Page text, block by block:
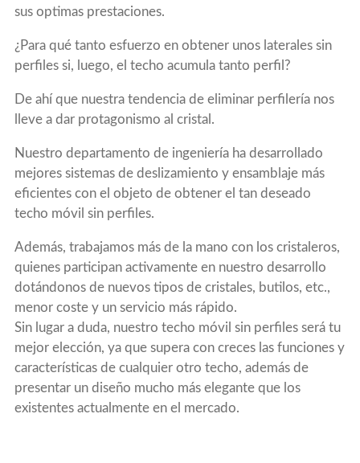
sus optimas prestaciones.
¿Para qué tanto esfuerzo en obtener unos laterales sin
perfiles si, luego, el techo acumula tanto perfil?
De ahí que nuestra tendencia de eliminar perfilería nos
lleve a dar protagonismo al cristal.
Nuestro departamento de ingeniería ha desarrollado
mejores sistemas de deslizamiento y ensamblaje más
eficientes con el objeto de obtener el tan deseado
techo móvil sin perfiles.
Además, trabajamos más de la mano con los cristaleros,
quienes participan activamente en nuestro desarrollo
dotándonos de nuevos tipos de cristales, butilos, etc.,
menor coste y un servicio más rápido.
Sin lugar a duda, nuestro techo móvil sin perfiles será tu
mejor elección, ya que supera con creces las funciones y
características de cualquier otro techo, además de
presentar un diseño mucho más elegante que los
existentes actualmente en el mercado.